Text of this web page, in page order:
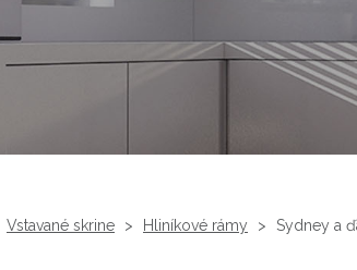
Vstavané skrine > Hliníkové rámy > Sydney a